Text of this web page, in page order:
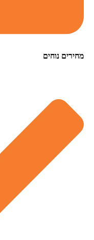
מחירים נוחים